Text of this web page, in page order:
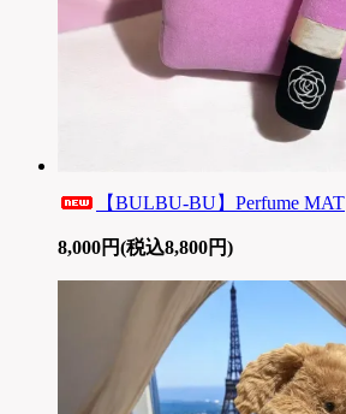
【BULBU-BU】Perfume MAT
8,000円(税込8,800円)